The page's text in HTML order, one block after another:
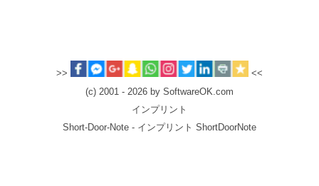
>>
<<
(c) 2001 - 2026 by SoftwareOK.com
インプリント
Short-Door-Note - インプリント ShortDoorNote